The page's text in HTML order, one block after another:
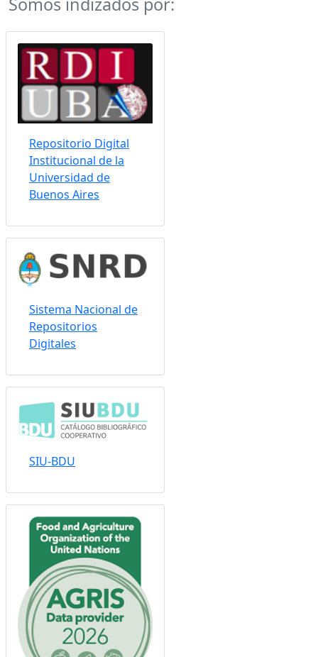
Somos indizados por:
Institucional de la
Universidad de
Sistema Nacional de
Repositorios
SIU-BDU